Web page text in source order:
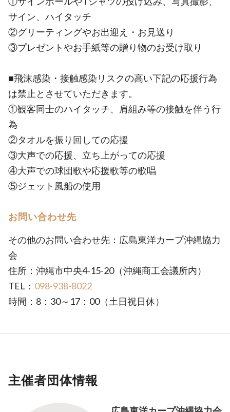
サイン、ハイタッチ
②グリーティングやお出迎え・お見送り
③プレゼントやお手紙等の贈り物のお受け取り
■飛沫感染・接触感染リスクの高い下記の応援行為
は禁止とさせていただきます。
①観客同士のハイタッチ、肩組み等の接触を伴う行
為
②タオルを振り回しての応援
③大声での応援、立ち上がっての応援
④大声での球団歌や応援歌等の歌唱
⑤ジェット風船の使用
お問い合わせ先
その他のお問い合わせ先：広島東洋カープ沖縄協力
会
住所：沖縄市中央4-15-20（沖縄商工会議所内）
TEL： 098-938-8022
時間：8：30～17：00（土日祝日休）
主催者団体情報